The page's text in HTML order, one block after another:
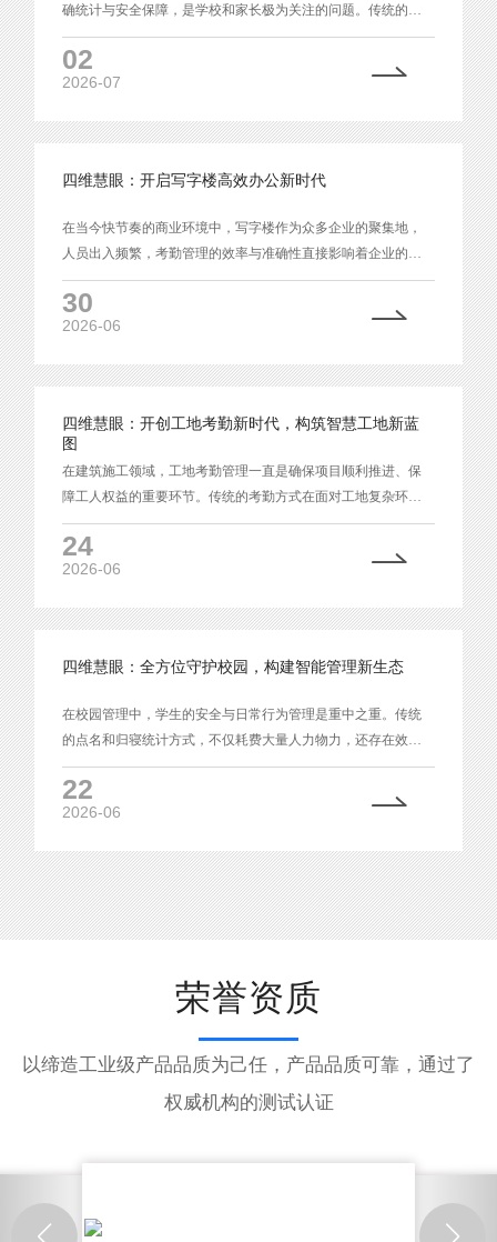
确统计与安全保障，是学校和家长极为关注的问题。传统的签
到方式存在诸多弊端，难以满足现代校园宿舍管理的需求。
02
2026-07
四维慧眼：开启写字楼高效办公新时代
在当今快节奏的商业环境中，写字楼作为众多企业的聚集地，
人员出入频繁，考勤管理的效率与准确性直接影响着企业的运
营效率。传统的打卡方式逐渐暴露出诸多弊端，难以满足现代
写字楼的管理需求。
30
2026-06
四维慧眼：开创工地考勤新时代，构筑智慧工地新蓝
图
在建筑施工领域，工地考勤管理一直是确保项目顺利推进、保
障工人权益的重要环节。传统的考勤方式在面对工地复杂环境
和众多人员时，常常显得力不从心。四维慧眼无感人脸识别摄
像机凭借其工地多人考勤以及支持二次开发等强大功能，为工
地考勤管理带来了创新变革，成为智慧工地建设的得力助手。
24
2026-06
四维慧眼：全方位守护校园，构建智能管理新生态
在校园管理中，学生的安全与日常行为管理是重中之重。传统
的点名和归寝统计方式，不仅耗费大量人力物力，还存在效率
低下、准确性不足等问题。四维慧眼无感人脸识别摄像机凭借
其强大的学生上下学点名、宿舍归寝离寝统计查询等功能，为
校园管理带来了智能化、高效化的全新解决方案。
22
2026-06
荣誉资质
以缔造工业级产品品质为己任，产品品质可靠，通过了
权威机构的测试认证